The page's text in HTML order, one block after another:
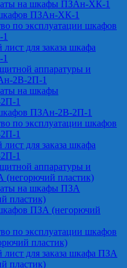
на шкафы ПЗАн-ХК-1
ПЗАн-ХК-1
по эксплуатации шкафов
для заказа шкафа
аппаратуры и
2В-2П-1
на шкафы
1
ПЗАн-2В-2П-1
по эксплуатации шкафов
1
для заказа шкафа
1
аппаратуры и
(негорючий пластик)
на шкафы ПЗА
пластик)
ПЗА (негорючий
по эксплуатации шкафов
пластик)
для заказа шкафа ПЗА
пластик)